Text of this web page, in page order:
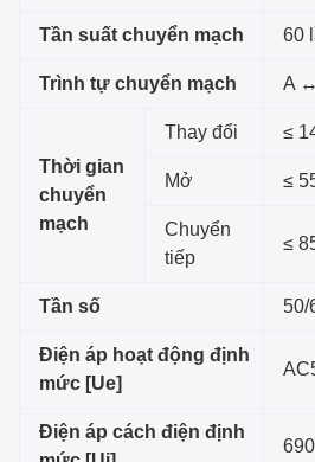
Tần suất chuyển mạch 60
Trình tự chuyển mạch A
Thời gian
chuyển
mạch
Thay đổi ≤
Mở ≤
Chuyển
tiếp
≤
Tần số 50/
Điện áp hoạt động định
mức [Ue]
Điện áp cách điện định